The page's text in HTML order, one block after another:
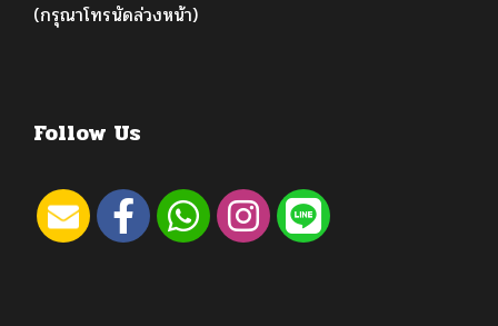
(กรุณาโทรนัดล่วงหน้า)
Follow Us